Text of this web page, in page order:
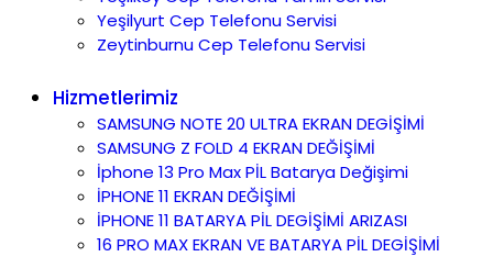
Yeşilyurt Cep Telefonu Servisi
Zeytinburnu Cep Telefonu Servisi
Hizmetlerimiz
SAMSUNG NOTE 20 ULTRA EKRAN DEGİŞİMİ
SAMSUNG Z FOLD 4 EKRAN DEĞİŞİMİ
İphone 13 Pro Max PİL Batarya Değişimi
İPHONE 11 EKRAN DEĞİŞİMİ
İPHONE 11 BATARYA PİL DEGİŞİMİ ARIZASI
16 PRO MAX EKRAN VE BATARYA PİL DEGİŞİMİ